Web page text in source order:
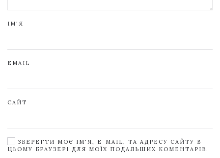
ІМ'Я
EMAIL
САЙТ
ЗБЕРЕГТИ МОЄ ІМ'Я, E-MAIL, ТА АДРЕСУ САЙТУ В
ЦЬОМУ БРАУЗЕРІ ДЛЯ МОЇХ ПОДАЛЬШИХ КОМЕНТАРІВ.